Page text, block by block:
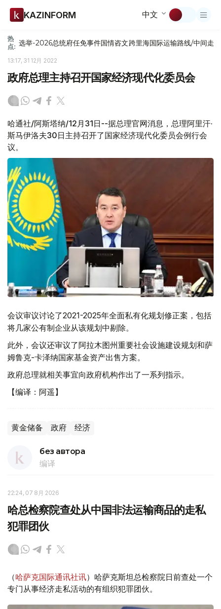
KAZINFORM 中文
热
点: 选举-2026总统府任免事件国情咨文跨里海国际运输路线/中间走廊
13:17, 31 12月 2022
政府总理主持召开国家经济现代化委员会
哈通社/阿斯塔纳/12月31日--据总理官网消息，总理阿里汗·
斯马伊洛夫30日主持召开了国家经济现代化委员会例行会
议。
会议审议讨论了2021-2025年全面私有化规划修正案，包括
将几家公有制企业从该规划中剔除。
此外，会议还审议了阿拉木图州重要社会设施建设规划和萨
姆鲁克-卡泽纳国家基金资产出售方案。
政府总理就相关事宜向政府机构作出了一系列指示。
【编译：阿遥】
黄金储备 政府 经济
без автора
编译
22:24, 07 8月 2026
哈总检察院查处从中国非法运输商品的走私
犯罪团伙
（哈萨克国际通讯社讯）哈萨克斯坦总检察院日前查处一个
专门从事经济走私活动的有组织犯罪团伙。